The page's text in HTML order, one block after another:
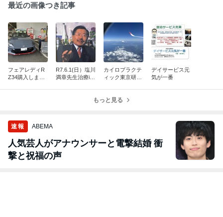
最近の画像つき記事
フェアレディR
Z34購入しまし
R7.6.1(日）塩川
満章先生治療in
カイロプラクテ
ィック東京研修
デイサービス元
気が一番
もっと見る
速報 ABEMA
人気芸人がアナウンサーと電撃結婚 衝
撃と祝福の声